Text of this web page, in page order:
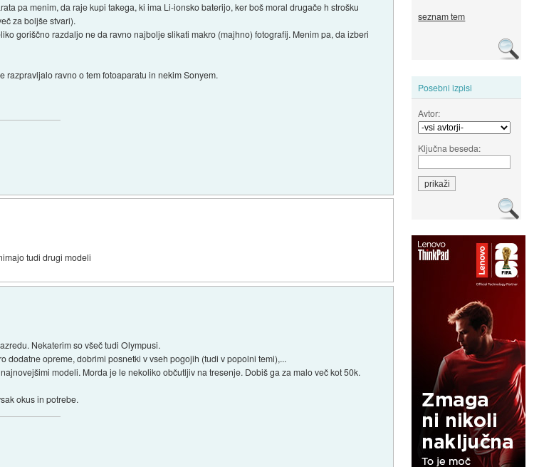
seznam tem
Posebni izpisi
Avtor:
Ključna beseda:
pa menim, da raje kupi takega, ki ima Li-ionsko baterijo, ker boš moral drugače h strošku
za boljše stvari).
goriščno razdaljo ne da ravno najbolje slikati makro (majhno) fotografij. Menim pa, da izberi
razpravljalo ravno o tem fotoaparatu in nekim Sonyem.
tudi drugi modeli
Nekaterim so všeč tudi Olympusi.
dodatne opreme, dobrimi posnetki v vseh pogojih (tudi v popolni temi),...
modeli. Morda je le nekoliko občutljiv na tresenje. Dobiš ga za malo več kot 50k.
okus in potrebe.